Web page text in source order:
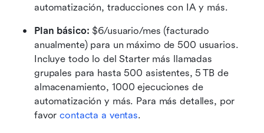
automatización, traducciones con IA y más.
Plan básico: $6/usuario/mes (facturado
anualmente) para un máximo de 500 usuarios.
Incluye todo lo del Starter más llamadas
grupales para hasta 500 asistentes, 5 TB de
almacenamiento, 1000 ejecuciones de
automatización y más. Para más detalles, por
favor contacta a ventas.